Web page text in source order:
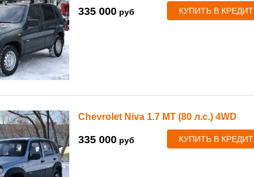
335 000 руб КУПИТЬ В КРЕДИТ
Chevrolet Niva 1.7 MT (80 л.с.) 4WD
335 000 руб КУПИТЬ В КРЕДИТ